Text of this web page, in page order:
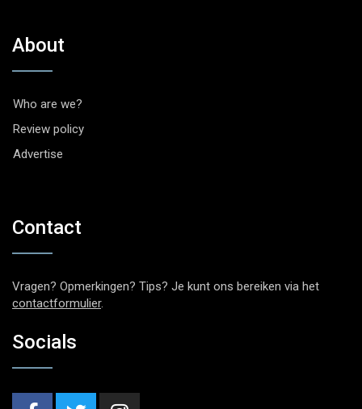
About
Who are we?
Review policy
Advertise
Contact
Vragen? Opmerkingen? Tips? Je kunt ons bereiken via het
contactformulier.
Socials